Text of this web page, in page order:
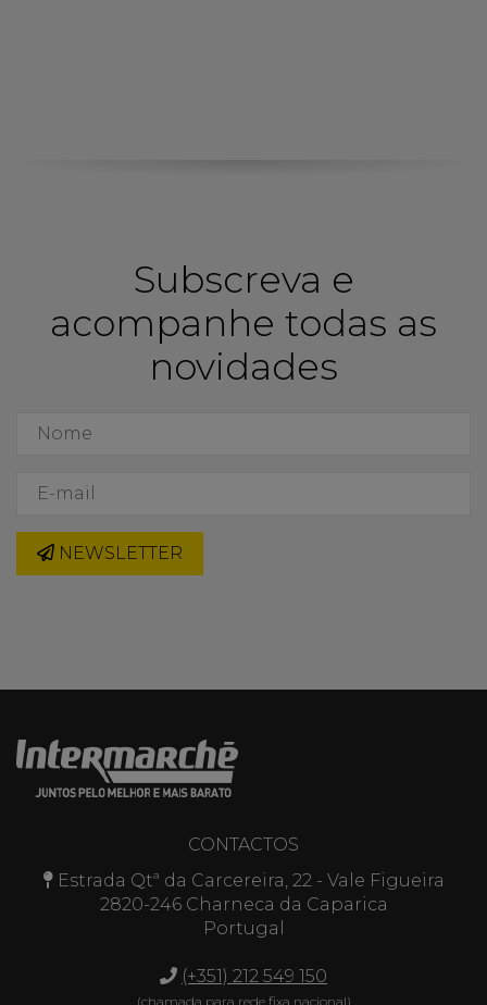
Subscreva e
acompanhe todas as
novidades
NEWSLETTER
CONTACTOS
Estrada Qtª da Carcereira, 22 - Vale Figueira
2820-246 Charneca da Caparica
Portugal
(+351) 212 549 150
(chamada para rede fixa nacional)